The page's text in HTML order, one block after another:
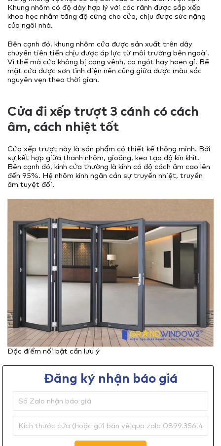
Khung nhôm có độ dày hợp lý với các rãnh được sắp xếp
khoa học nhằm tăng độ cứng cho cửa, chịu được sức nặng
của ngôi nhà.
Bên cạnh đó, khung nhôm cửa được sản xuất trên dây
chuyền tiên tiến chịu được áp lực từ môi trường bên ngoài.
Vì thế mà cửa không bị cong vênh, co ngót hay hoen gỉ. Bề
mặt cửa được sơn tĩnh điện nên cũng giữa được màu sắc
nguyên vẹn theo thời gian.
Cửa đi xếp trượt 3 cánh có cách
âm, cách nhiệt tốt
Cửa xếp trượt này là sản phẩm có thiết kế thông minh. Bởi
sự kết hợp giữa thanh nhôm, gioăng, keo tạo độ kín khít.
Bên cạnh đó, kính cửa thường là kính có độ cách âm cao lên
đến 95%. Hệ nhôm kính ngăn cản sự truyền nhiệt, truyền
âm tuyệt đối.
Đặc điểm nổi bật cần lưu ý
Đăng ký nhận báo giá